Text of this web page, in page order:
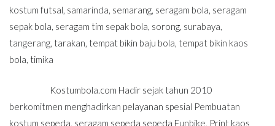
kostum futsal, samarinda, semarang, seragam bola, seragam
sepak bola, seragam tim sepak bola, sorong, surabaya,
tangerang, tarakan, tempat bikin baju bola, tempat bikin kaos
bola, timika
Kostumbola.com Hadir sejak tahun 2010
berkomitmen menghadirkan pelayanan spesial Pembuatan
kostum sepeda, seragam sepeda sepeda Funbike, Print kaos